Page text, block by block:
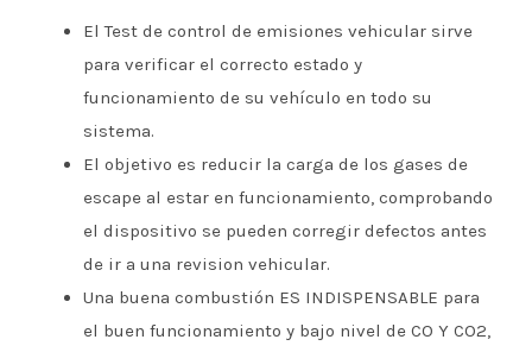
El Test de control de emisiones vehicular sirve
para verificar el correcto estado y
funcionamiento de su vehículo en todo su
sistema.
El objetivo es reducir la carga de los gases de
escape al estar en funcionamiento, comprobando
el dispositivo se pueden corregir defectos antes
de ir a una revision vehicular.
Una buena combustión ES INDISPENSABLE para
el buen funcionamiento y bajo nivel de CO Y CO2,